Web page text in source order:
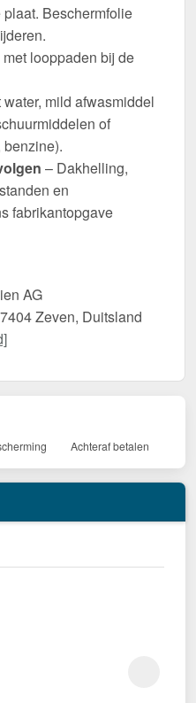
Beschermfolie
looppaden bij de
mild afwasmiddel
of
– Dakhelling,
en
fabrikantopgave
AG
Zeven, Duitsland
Achteraf betalen